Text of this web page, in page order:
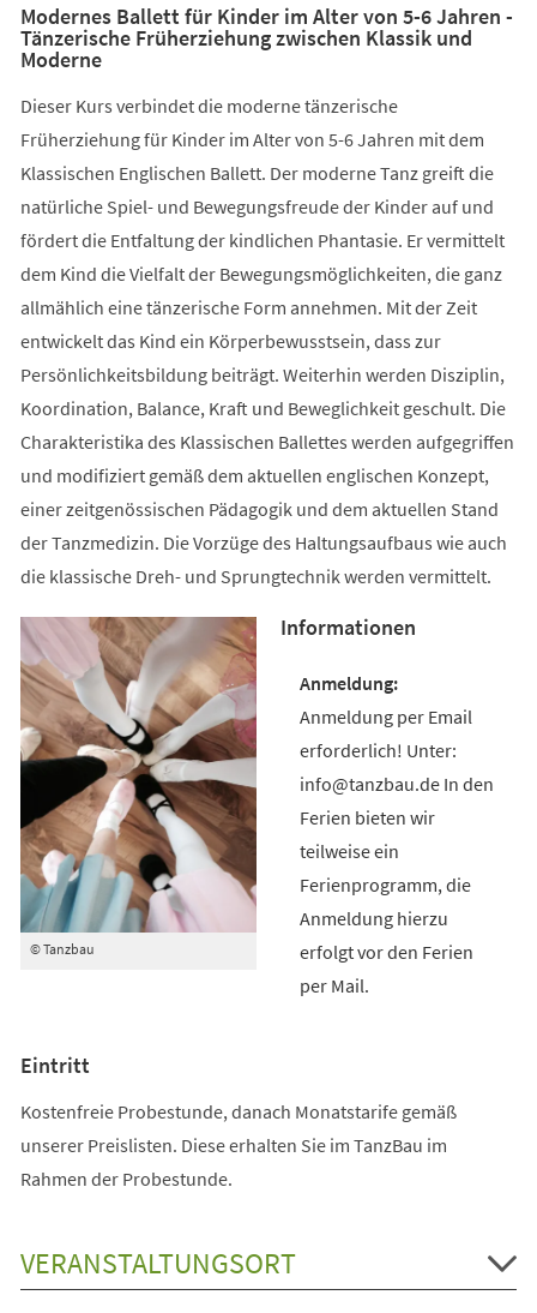
Modernes Ballett für Kinder im Alter von 5-6 Jahren -
Tänzerische Früherziehung zwischen Klassik und
Moderne
Dieser Kurs verbindet die moderne tänzerische
Früherziehung für Kinder im Alter von 5-6 Jahren mit dem
Klassischen Englischen Ballett. Der moderne Tanz greift die
natürliche Spiel- und Bewegungsfreude der Kinder auf und
fördert die Entfaltung der kindlichen Phantasie. Er vermittelt
dem Kind die Vielfalt der Bewegungsmöglichkeiten, die ganz
allmählich eine tänzerische Form annehmen. Mit der Zeit
entwickelt das Kind ein Körperbewusstsein, dass zur
Persönlichkeitsbildung beiträgt. Weiterhin werden Disziplin,
Koordination, Balance, Kraft und Beweglichkeit geschult. Die
Charakteristika des Klassischen Ballettes werden aufgegriffen
und modifiziert gemäß dem aktuellen englischen Konzept,
einer zeitgenössischen Pädagogik und dem aktuellen Stand
der Tanzmedizin. Die Vorzüge des Haltungsaufbaus wie auch
die klassische Dreh- und Sprungtechnik werden vermittelt.
© Tanzbau
Informationen
Anmeldung per Email
erforderlich! Unter:
info@tanzbau.de In den
Ferien bieten wir
teilweise ein
Ferienprogramm, die
Anmeldung hierzu
erfolgt vor den Ferien
per Mail.
Eintritt
Kostenfreie Probestunde, danach Monatstarife gemäß
unserer Preislisten. Diese erhalten Sie im TanzBau im
Rahmen der Probestunde.
VERANSTALTUNGSORT